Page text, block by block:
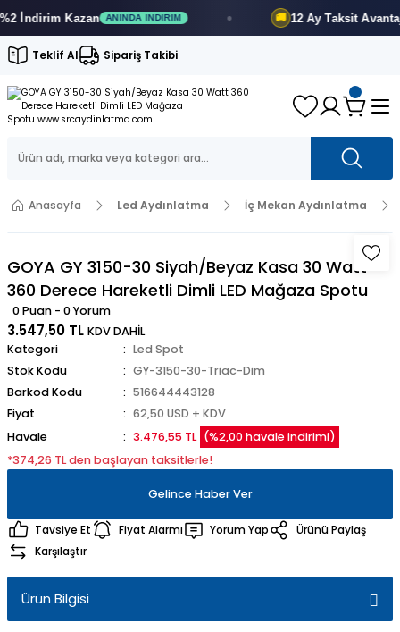
Kazan ANINDA İNDIRIM 12 Ay Taksit Avantajı
Teklif Al Sipariş Takibi
Anasayfa Led Aydınlatma İç Mekan Aydınlatma
GOYA GY 3150-30 Siyah/Beyaz Kasa 30 Watt
360 Derece Hareketli Dimli LED Mağaza Spotu
0 Puan - 0 Yorum
3.547,50 TL KDV DAHİL
Kategori
Led Spot
Stok Kodu
GY-3150-30-Triac-Dim
Barkod Kodu
516644443128
Fiyat
62,50 USD + KDV
Havale
3.476,55 TL (%2,00 havale indirimi)
*374,26 TL den başlayan taksitlerle!
Gelince Haber Ver
Tavsiye Et Fiyat Alarmı Yorum Yap
Ürünü Paylaş
Karşılaştır
Ürün Bilgisi